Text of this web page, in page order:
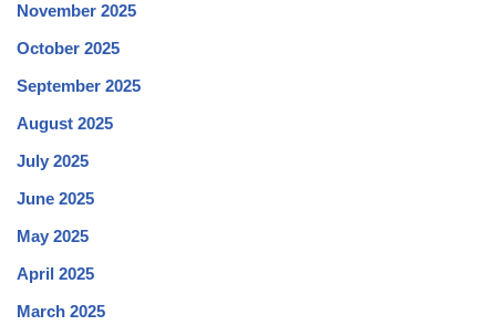
November 2025
October 2025
September 2025
August 2025
July 2025
June 2025
May 2025
April 2025
March 2025